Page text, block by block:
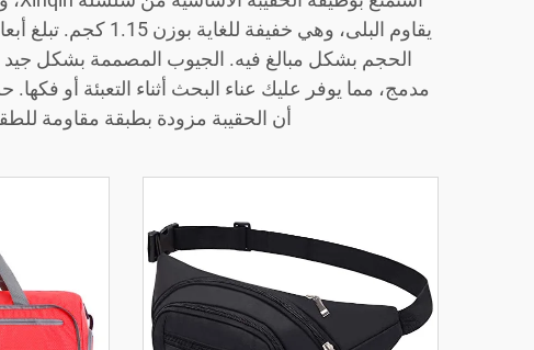
مدمج، مما يوفر عليك عناء البحث أثناء التعبئة أو
أن الحقيبة مزودة بطبقة مقاومة